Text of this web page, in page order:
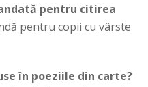
pentru citirea
pentru copii cu vârste
în poeziile din carte?